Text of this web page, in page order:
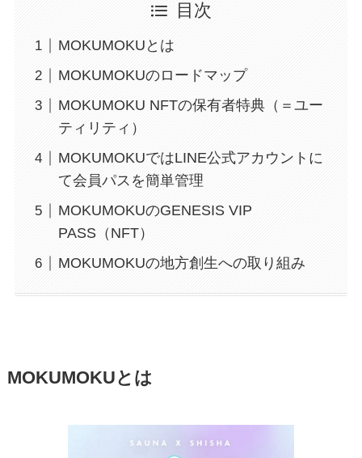
目次
MOKUMOKUとは
MOKUMOKUのロードマップ
MOKUMOKU NFTの保有者特典（＝ユー
ティリティ）
MOKUMOKUではLINE公式アカウントに
て会員パスを簡単管理
MOKUMOKUのGENESIS VIP
PASS（NFT）
MOKUMOKUの地方創生への取り組み
MOKUMOKUとは